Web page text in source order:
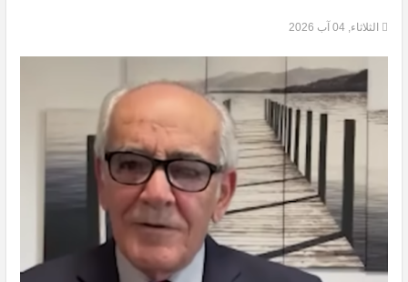
الثلاثاء, 04 آب 2026